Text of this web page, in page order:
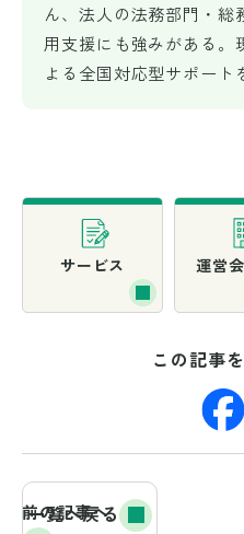
ん、法人の法務部門・総
用支援にも強みがある。
よる全国対応型サポート
サービス 運営
この記事
前の記事へ
一覧へ戻る